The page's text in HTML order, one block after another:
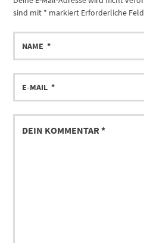
sind mit * markiert Erforderliche